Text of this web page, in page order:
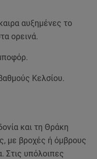
αυξημένες το
ορεινά.
Κελσίου.
και τη Θράκη
με βροχές ή όμβρους
Στις υπόλοιπες